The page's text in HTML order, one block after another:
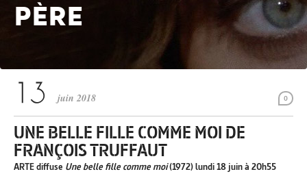
PÈRE
0
juin 2018
UNE BELLE FILLE COMME MOI DE
FRANÇOIS TRUFFAUT
ARTE diffuse Une belle fille comme moi(1972) lundi 18 juin à 20h55